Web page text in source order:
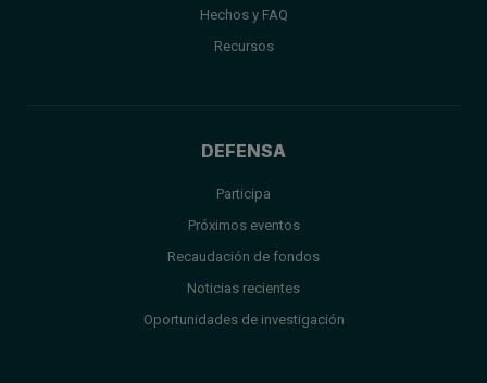
Hechos y FAQ
Recursos
DEFENSA
Participa
Próximos eventos
Recaudación de fondos
Noticias recientes
Oportunidades de investigación